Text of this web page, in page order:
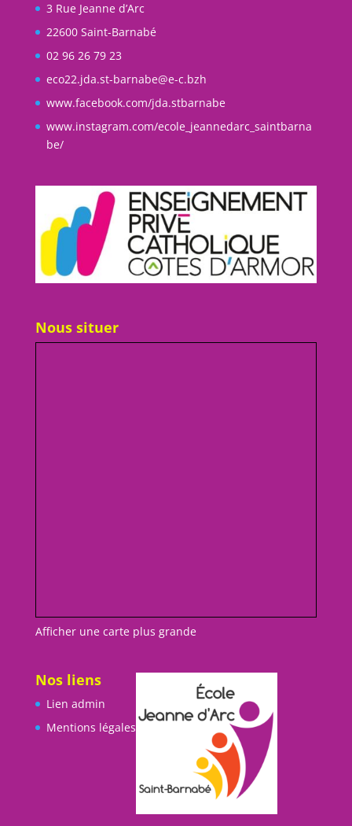
3 Rue Jeanne d’Arc
22600 Saint-Barnabé
02 96 26 79 23
eco22.jda.st-barnabe@e-c.bzh
www.facebook.com/jda.stbarnabe
www.instagram.com/ecole_jeannedarc_saintbarna
be/
Nous situer
Afficher une carte plus grande
Nos liens
Lien admin
Mentions légales